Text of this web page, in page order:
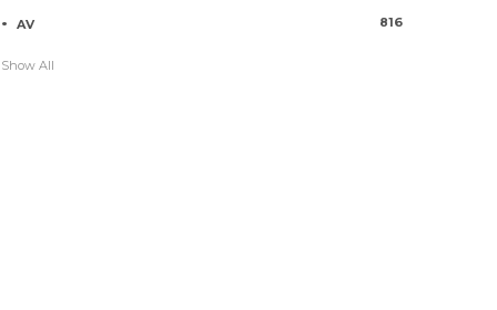
AV 816
Show All